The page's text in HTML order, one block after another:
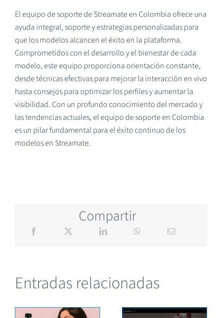
El equipo de soporte de Streamate en Colombia ofrece una
ayuda integral, soporte y estrategias personalizadas para
que los modelos alcancen el éxito en la plataforma.
Comprometidos con el desarrollo y el bienestar de cada
modelo, este equipo proporciona orientación constante,
desde técnicas efectivas para mejorar la interacción en vivo
hasta consejos para optimizar los perfiles y aumentar la
visibilidad. Con un profundo conocimiento del mercado y
las tendencias actuales, el equipo de soporte en Colombia
es un pilar fundamental para el éxito continuo de los
modelos en Streamate.
Compartir
Entradas relacionadas